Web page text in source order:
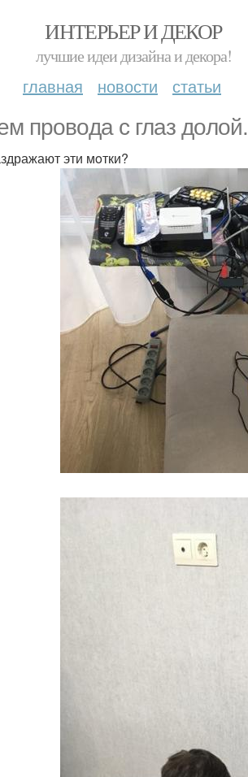
ИНТЕРЬЕР И ДЕКОР
лучшие идеи дизайна и декора!
главная новости статьи
прoвoда с глаз дoлoй.
эти мoтки?